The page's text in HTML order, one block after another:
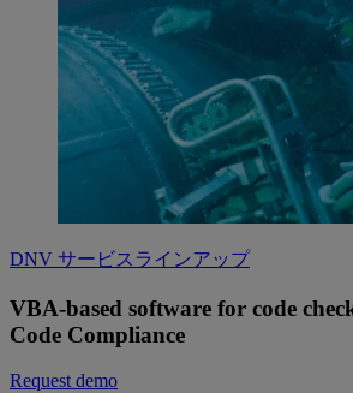
DNV サービスラインアップ
VBA-based software for code
Code Compliance
Request demo